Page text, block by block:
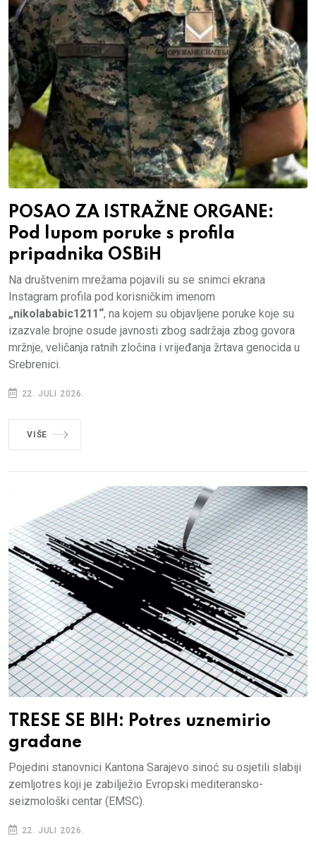
POSAO ZA ISTRAŽNE ORGANE:
Pod lupom poruke s profila
pripadnika OSBiH
Na društvenim mrežama pojavili su se snimci ekrana
Instagram profila pod korisničkim imenom
„nikolababic1211“, na kojem su objavljene poruke koje su
izazvale brojne osude javnosti zbog sadržaja zbog govora
mržnje, veličanja ratnih zločina i vrijeđanja žrtava genocida u
Srebrenici.
22. JULI 2026.
VIŠE
TRESE SE BIH: Potres uznemirio
građane
Pojedini stanovnici Kantona Sarajevo sinoć su osjetili slabiji
zemljotres koji je zabilježio Evropski mediteransko-
seizmološki centar (EMSC).
22. JULI 2026.